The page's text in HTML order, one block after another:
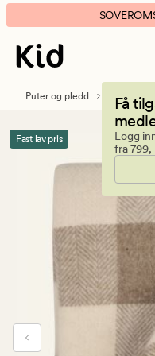
Veggli
check
ullpledd
muldvarp
banner.
Klikk
ESCAPE
pause.
Få
Logg
fra
Puter og pledd Pledd
Fast lav pris